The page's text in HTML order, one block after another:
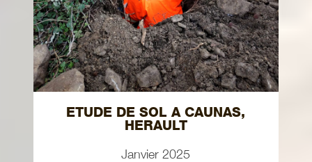
ETUDE DE SOL A CAUNAS,
HERAULT
Janvier 2025